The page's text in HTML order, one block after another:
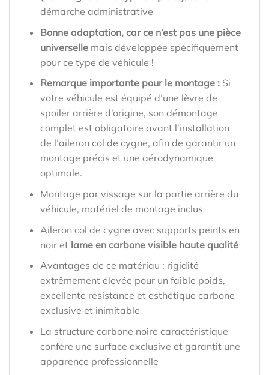
démarche administrative
Bonne adaptation, car ce n’est pas une pièce
universellemais développée spécifiquement
pour ce type de véhicule !
Remarque importante pour le montage : Si
votre véhicule est équipé d’une lèvre de
spoiler arrière d’origine, son démontage
complet est obligatoire avant l’installation
de l’aileron col de cygne, afin de garantir un
montage précis et une aérodynamique
optimale.
Montage par vissage sur la partie arrière du
véhicule, matériel de montage inclus
Aileron col de cygne avec supports peints en
noir et lame en carbone visible haute qualité
Avantages de ce matériau : rigidité
extrêmement élevée pour un faible poids,
excellente résistance et esthétique carbone
exclusive et inimitable
La structure carbone noire caractéristique
confère une surface exclusive et garantit une
apparence professionnelle